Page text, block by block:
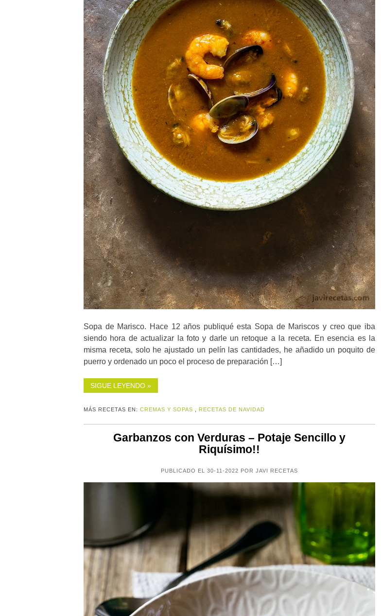
Sopa de Marisco. Hace 12 años publiqué esta Sopa de Mariscos y creo que iba
siendo hora de actualizar la foto y darle un retoque a la receta. En esencia es la
misma receta, solo he ajustado un pelín las cantidades, he añadido un poquito de
puerro y ordenado un poco el proceso de preparación […]
SIGUE LEYENDO »
MÁS RECETAS EN: CREMAS Y SOPAS RECETAS DE NAVIDAD
Garbanzos con Verduras – Potaje Sencillo y
Riquísimo!!
PUBLICADO EL 30-11-2022 POR JAVI RECETAS